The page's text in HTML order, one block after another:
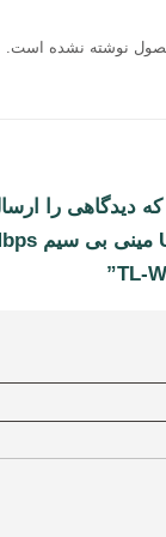
نوشته نشده است.
که دیدگاهی را